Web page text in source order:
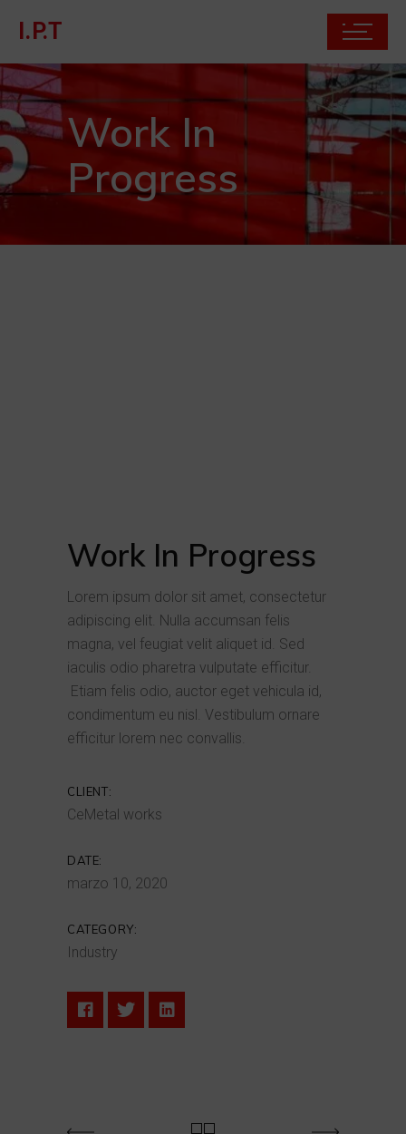
I.P.T
Work In
Progress
Work In Progress
Lorem ipsum dolor sit amet, consectetur
adipiscing elit. Nulla accumsan felis
magna, vel feugiat velit aliquet id. Sed
iaculis odio pharetra vulputate efficitur.
Etiam felis odio, auctor eget vehicula id,
condimentum eu nisl. Vestibulum ornare
efficitur lorem nec convallis.
CLIENT:
CeMetal works
DATE:
marzo 10, 2020
CATEGORY:
Industry